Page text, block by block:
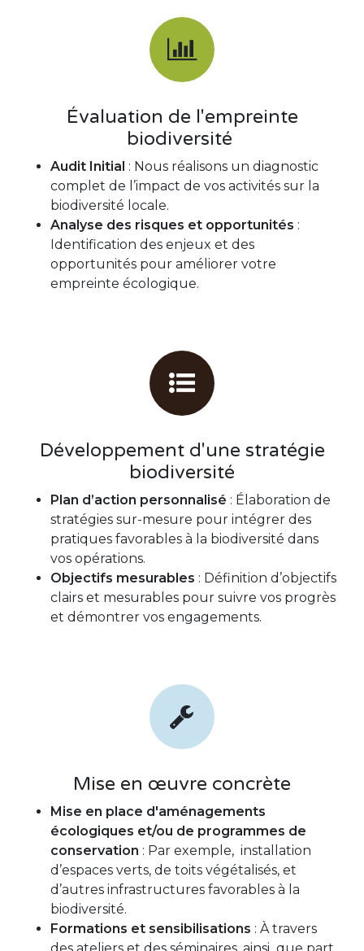
Évaluation de l'empreinte
biodiversité
Audit Initial : Nous réalisons un diagnostic
complet de l’impact de vos activités sur la
biodiversité locale.
Analyse des risques et opportunités :
Identification des enjeux et des
opportunités pour améliorer votre
empreinte écologique.
Développement d'une stratégie
biodiversité
Plan d’action personnalisé : Élaboration de
stratégies sur-mesure pour intégrer des
pratiques favorables à la biodiversité dans
vos opérations.
Objectifs mesurables : Définition d’objectifs
clairs et mesurables pour suivre vos progrès
et démontrer vos engagements.
Mise en œuvre concrète
Mise en place d'aménagements
écologiques et/ou de programmes de
conservation : Par exemple, installation
d’espaces verts, de toits végétalisés, et
d’autres infrastructures favorables à la
biodiversité.
Formations et sensibilisations : À travers